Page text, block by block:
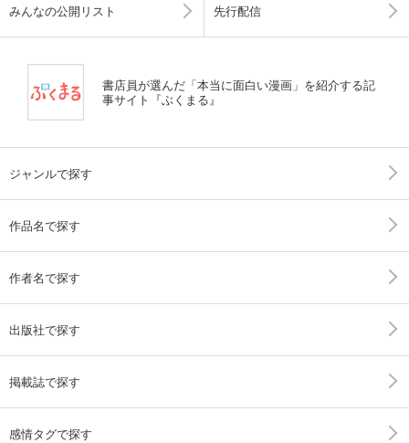
みんなの公開リスト 先行配信
書店員が選んだ「本当に面白い漫画」を紹介する記
事サイト『ぶくまる』
ジャンルで探す
作品名で探す
作者名で探す
出版社で探す
掲載誌で探す
感情タグで探す